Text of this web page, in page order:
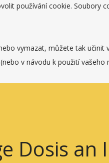
používání cookie. Soubory
vymazat, můžete tak
v návodu k použití vašeho
Dosis an